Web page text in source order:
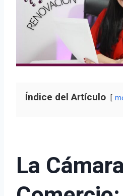
Índice del Artículo
La